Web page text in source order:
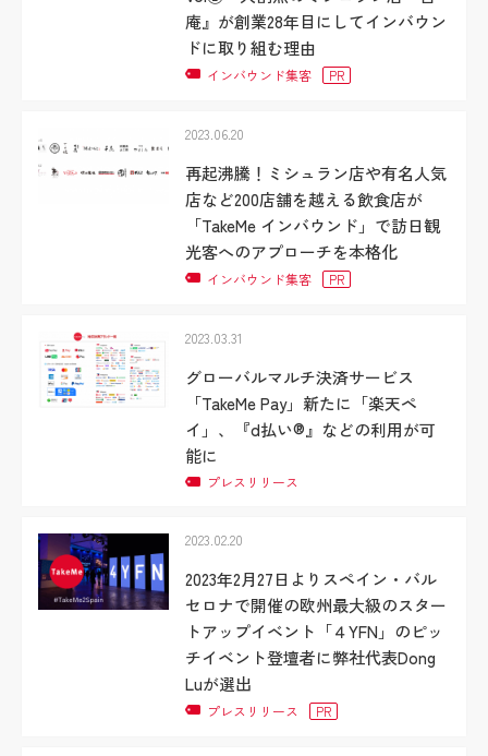
庵』が創業28年目にしてインバウン
ドに取り組む理由
インバウンド集客 PR
2023.06.20
再起沸騰！ミシュラン店や有名人気
店など200店舗を越える飲食店が
「TakeMe インバウンド」で訪日観
光客へのアプローチを本格化
インバウンド集客 PR
2023.03.31
グローバルマルチ決済サービス
「TakeMe Pay」新たに「楽天ペ
イ」、『d払い®』などの利用が可
能に
プレスリリース
2023.02.20
2023年2月27日よりスペイン・バル
セロナで開催の欧州最大級のスター
トアップイベント「４YFN」のピッ
チイベント登壇者に弊社代表Dong
Luが選出
プレスリリース PR